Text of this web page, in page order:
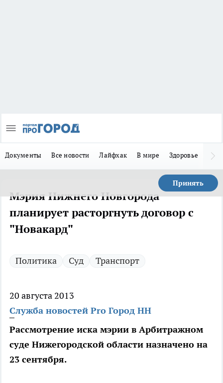
Документы Все новости Лайфхак В мире Здоровье
Принять
Мэрия Нижнего Новгорода
планирует расторгнуть договор с
"Новакард"
Политика Суд Транспорт
20 августа 2013
Служба новостей Pro Город НН
Рассмотрение иска мэрии в Арбитражном
суде Нижегородской области назначено на
23 сентября.